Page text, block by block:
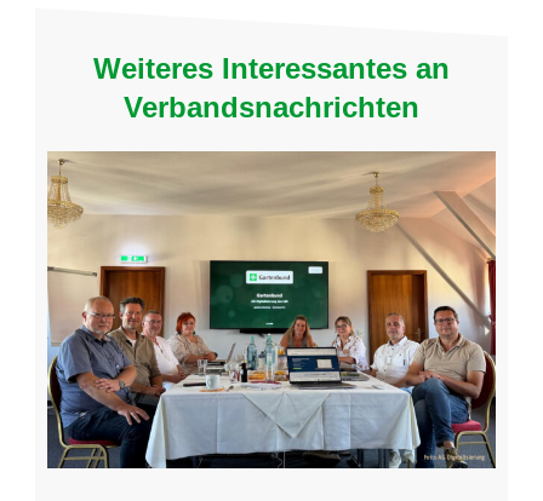
Weiteres Interessantes an
Verbandsnachrichten